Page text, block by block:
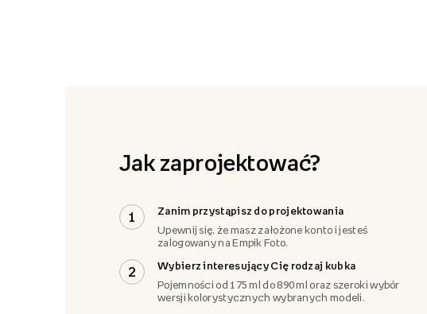
Jak zaprojektować?
1
Zanim przystąpisz do projektowania
Upewnij się, że masz założone konto i jesteś
zalogowany na Empik Foto.
2
Wybierz interesujący Cię rodzaj kubka
Pojemności od 175 ml do 890 ml oraz szeroki wybór
wersji kolorystycznych wybranych modeli.